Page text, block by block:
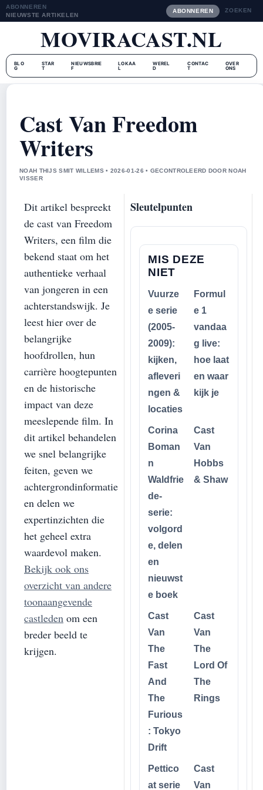
ABONNEREN
NIEUWSTE ARTIKELEN
ABONNEREN ZOEKEN
MOVIRACAST.NL
BLO
G
STAR
T
NIEUWSBRIE
F
LOKAA
L
WEREL
D
CONTAC
T
OVER
ONS
Cast Van Freedom
Writers
NOAH THIJS SMIT WILLEMS • 2026-01-26 • GECONTROLEERD DOOR NOAH
VISSER
Dit artikel bespreekt
de cast van Freedom
Writers, een film die
bekend staat om het
authentieke verhaal
van jongeren in een
achterstandswijk. Je
leest hier over de
belangrijke
hoofdrollen, hun
carrière hoogtepunten
en de historische
impact van deze
meeslepende film. In
dit artikel behandelen
we snel belangrijke
feiten, geven we
achtergrondinformatie
en delen we
expertinzichten die
het geheel extra
waardevol maken.
Bekijk ook ons
overzicht van andere
toonaangevende
castleden om een
breder beeld te
krijgen.
Sleutelpunten
MIS DEZE
NIET
Vuurze
e serie
(2005-
2009):
kijken,
afleveri
ngen &
locaties
Formul
e 1
vandaa
g live:
hoe laat
en waar
kijk je
Corina
Boman
n
Waldfrie
de-
serie:
volgord
e, delen
en
nieuwst
e boek
Cast
Van
Hobbs
& Shaw
Cast
Van
The
Fast
And
The
Furious
: Tokyo
Drift
Cast
Van
The
Lord Of
The
Rings
Pettico
at serie
Cast
Van